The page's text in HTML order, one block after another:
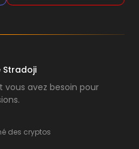
vous avez besoin pour
des cryptos